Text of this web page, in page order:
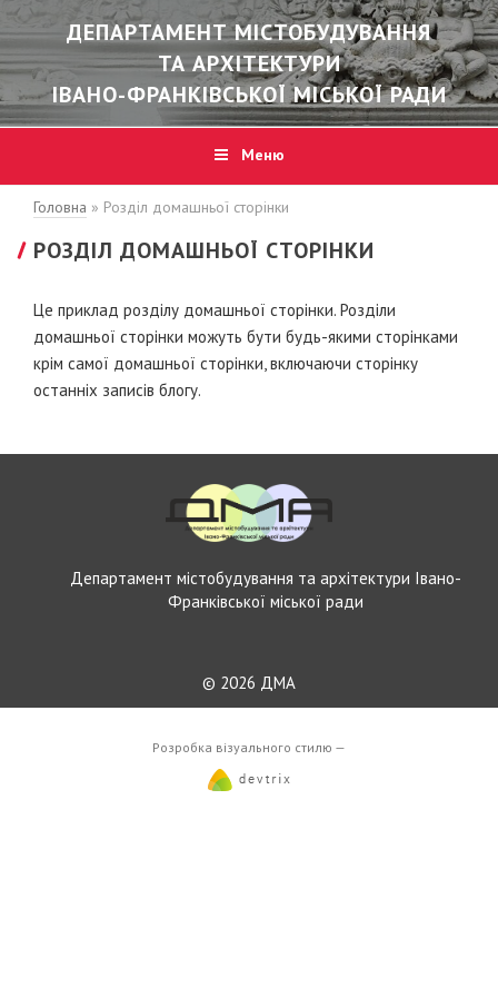
ДЕПАРТАМЕНТ МІСТОБУДУВАННЯ
ТА АРХІТЕКТУРИ
ІВАНО-ФРАНКІВСЬКОЇ МІСЬКОЇ РАДИ
Меню
Головна » Розділ домашньої сторінки
РОЗДІЛ ДОМАШНЬОЇ СТОРІНКИ
Це приклад розділу домашньої сторінки. Розділи
домашньої сторінки можуть бути будь-якими сторінками
крім самої домашньої сторінки, включаючи сторінку
останніх записів блогу.
Департамент містобудування та архітектури Івано-
Франківської міської ради
© 2026 ДМА
Розробка візуального стилю —